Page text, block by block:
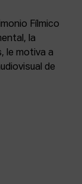
Fílmico
la
le motiva a
de